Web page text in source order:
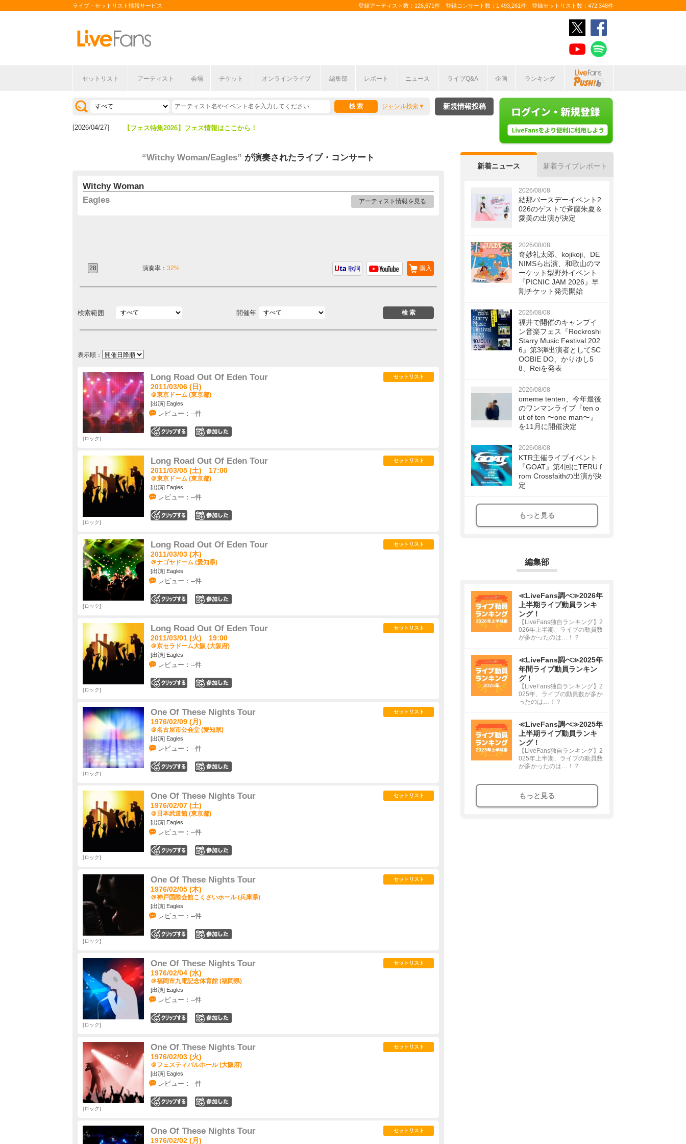
ライブ・セットリスト情報サービス 登録アーティスト数：126,671件 登録コンサート数：1,493,261件 登録セットリスト数：472,348件
セットリスト アーティスト 会場 チケット オンラインライブ 編集部 レポート ニュース ライブQ&A 企画 ランキング
ジャンル検索
[2026/07/28] 【ライブ動員ランキング】2026年上半期編発表！
[2026/04/27] 【フェス特集2026】フェス情報はここから！
新規情報投稿
“Witchy Woman/Eagles” が演奏されたライブ・コンサート
Witchy Woman
Eagles
アーティスト情報を見る
28 演奏率： 32% 購入
歌詞
検索範囲 開催年
表示順：
Long Road Out Of Eden Tour
2011/03/06 (日)
＠東京ドーム (東京都)
[出演] Eagles
レビュー：--件
セットリスト
ロック
Long Road Out Of Eden Tour
2011/03/05 (土) 17:00
＠東京ドーム (東京都)
[出演] Eagles
レビュー：--件
セットリスト
ロック
Long Road Out Of Eden Tour
2011/03/03 (木)
＠ナゴヤドーム (愛知県)
[出演] Eagles
レビュー：--件
セットリスト
ロック
Long Road Out Of Eden Tour
2011/03/01 (火) 19:00
＠京セラドーム大阪 (大阪府)
[出演] Eagles
レビュー：--件
セットリスト
ロック
One Of These Nights Tour
1976/02/09 (月)
＠名古屋市公会堂 (愛知県)
[出演] Eagles
レビュー：--件
セットリスト
ロック
One Of These Nights Tour
1976/02/07 (土)
＠日本武道館 (東京都)
[出演] Eagles
レビュー：--件
セットリスト
ロック
One Of These Nights Tour
1976/02/05 (木)
＠神戸国際会館こくさいホール (兵庫県)
[出演] Eagles
レビュー：--件
セットリスト
ロック
One Of These Nights Tour
1976/02/04 (水)
＠福岡市九電記念体育館 (福岡県)
[出演] Eagles
レビュー：--件
セットリスト
ロック
One Of These Nights Tour
1976/02/03 (火)
＠フェスティバルホール (大阪府)
[出演] Eagles
レビュー：--件
セットリスト
ロック
One Of These Nights Tour
1976/02/02 (月)
セットリスト
新着ニュース 新着ライブレポート
2026/08/08
結那バースデーイベント2
026のゲストで斉藤朱夏＆
愛美の出演が決定
2026/08/08
奇妙礼太郎、kojikoji、DE
NIMSら出演、和歌山のマ
ーケット型野外イベント
『PICNIC JAM 2026』早
割チケット発売開始
2026/08/08
福井で開催のキャンプイ
ン音楽フェス『Rockroshi
Starry Music Festival 202
6』第3弾出演者としてSC
OOBIE DO、かりゆし5
8、Reiを発表
2026/08/08
omeme tenten、今年最後
のワンマンライブ『ten o
ut of ten 〜one man〜』
を11月に開催決定
2026/08/08
KTR主催ライブイベント
『GOAT』第4回にTERU f
rom Crossfaithの出演が決
定
もっと見る
編集部
≪LiveFans調べ≫2026年
上半期ライブ動員ランキ
ング！
【LiveFans独自ランキング】2
026年上半期、ライブの動員数
が多かったのは…！？
≪LiveFans調べ≫2025年
年間ライブ動員ランキン
グ！
【LiveFans独自ランキング】2
025年、ライブの動員数が多か
ったのは…！？
≪LiveFans調べ≫2025年
上半期ライブ動員ランキ
ング！
【LiveFans独自ランキング】2
025年上半期、ライブの動員数
が多かったのは…！？
もっと見る